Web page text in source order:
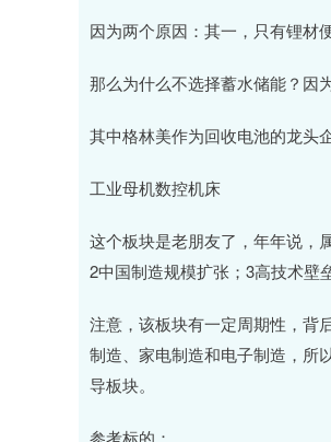
因为两个原因：其一，只有锂材
那么为什么不选择蓄水储能？因
其中格林美作为回收电池的龙头
工业母机数控机床
这个板块是老朋友了，年年说，
2中国制造规模扩张；3高技术壁垒
注意，该板块有一定周期性，背
制造、家电制造和电子制造，所
导板块。
参考标的：